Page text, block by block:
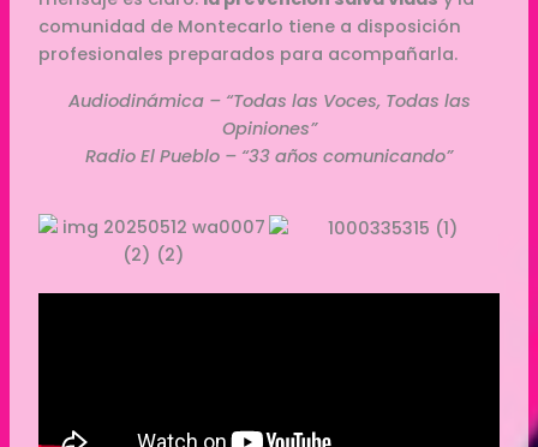
comunidad de Montecarlo tiene a disposición
profesionales preparados para acompañarla.
Audiodinámica – “Todas las Voces, Todas las
Opiniones”
Radio El Pueblo – “33 años comunicando”